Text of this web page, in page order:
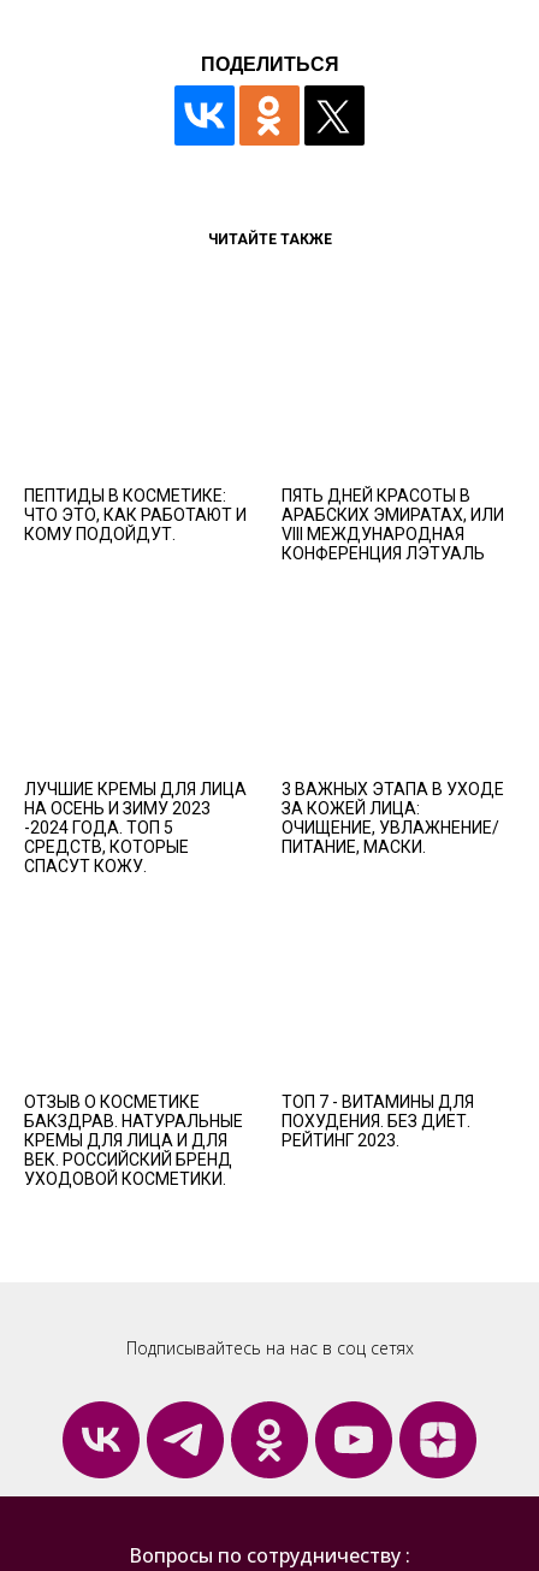
ПОДЕЛИТЬСЯ
ЧИТАЙТЕ ТАКЖЕ
ПЕПТИДЫ В КОСМЕТИКЕ:
ЧТО ЭТО, КАК РАБОТАЮТ И
КОМУ ПОДОЙДУТ.
ПЯТЬ ДНЕЙ КРАСОТЫ В
АРАБСКИХ ЭМИРАТАХ, ИЛИ
VIII МЕЖДУНАРОДНАЯ
КОНФЕРЕНЦИЯ ЛЭТУАЛЬ
ЛУЧШИЕ КРЕМЫ ДЛЯ ЛИЦА
НА ОСЕНЬ И ЗИМУ 2023
-2024 ГОДА. ТОП 5
СРЕДСТВ, КОТОРЫЕ
СПАСУТ КОЖУ.
3 ВАЖНЫХ ЭТАПА В УХОДЕ
ЗА КОЖЕЙ ЛИЦА:
ОЧИЩЕНИЕ, УВЛАЖНЕНИЕ/
ПИТАНИЕ, МАСКИ.
ОТЗЫВ О КОСМЕТИКЕ
БАКЗДРАВ. НАТУРАЛЬНЫЕ
КРЕМЫ ДЛЯ ЛИЦА И ДЛЯ
ВЕК. РОССИЙСКИЙ БРЕНД
УХОДОВОЙ КОСМЕТИКИ.
ТОП 7 - ВИТАМИНЫ ДЛЯ
ПОХУДЕНИЯ. БЕЗ ДИЕТ.
РЕЙТИНГ 2023.
Подписывайтесь на нас в соц сетях
Вопросы по сотрудничеству :